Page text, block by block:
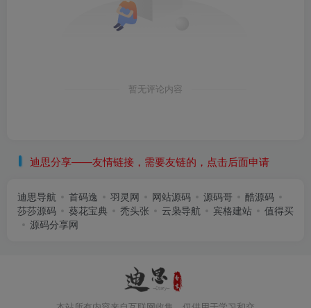
暂无评论内容
迪思分享——友情链接，需要友链的，点击后面申请
迪思导航 首码逸 羽灵网 网站源码 源码哥
酷源码
莎莎源码
葵花宝典 秃头张 云枭导航 宾格建站
值得买
源码分享网